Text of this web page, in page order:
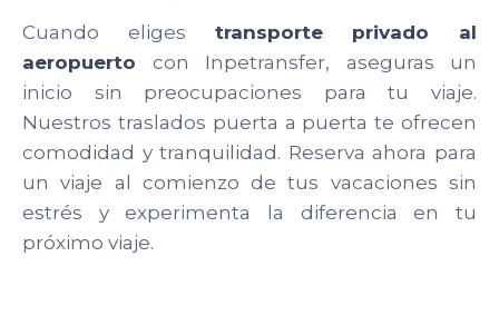
Cuando eliges transporte privado al
aeropuerto con Inpetransfer, aseguras un
inicio sin preocupaciones para tu viaje.
Nuestros traslados puerta a puerta te ofrecen
comodidad y tranquilidad. Reserva ahora para
un viaje al comienzo de tus vacaciones sin
estrés y experimenta la diferencia en tu
próximo viaje.